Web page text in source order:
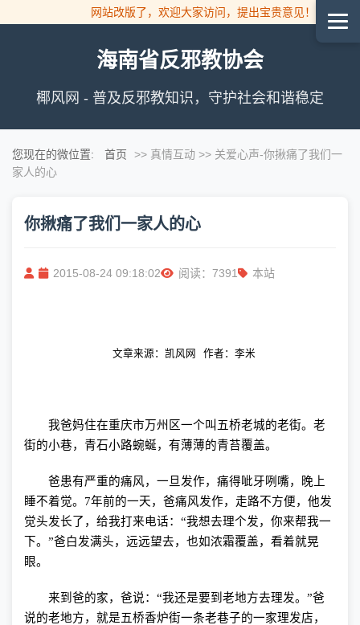
网站改版了，欢迎大家访问，提出宝贵意见！
海南省反邪教协会
椰风网 - 普及反邪教知识，守护社会和谐稳定
您现在的微位置: 首页 >> 真情互动 >> 关爱心声-你揪痛了我们一
家人的心
你揪痛了我们一家人的心
2015-08-24 09:18:02 阅读：7391 本站
文章来源：凯风网 作者：李米
我爸妈住在重庆市万州区一个叫五桥老城的老街。老
街的小巷，青石小路蜿蜒，有薄薄的青苔覆盖。
爸患有严重的痛风，一旦发作，痛得呲牙咧嘴，晚上
睡不着觉。 7年前的一天，爸痛风发作，走路不方便，他发
觉头发长了，给我打来电话：“我想去理个发，你来帮我一
下。”爸白发满头，远远望去，也如浓霜覆盖，看着就晃
眼。
来到爸的家，爸说：“我还是要到老地方去理发。”爸
说的老地方，就是五桥香炉街一条老巷子的一家理发店，